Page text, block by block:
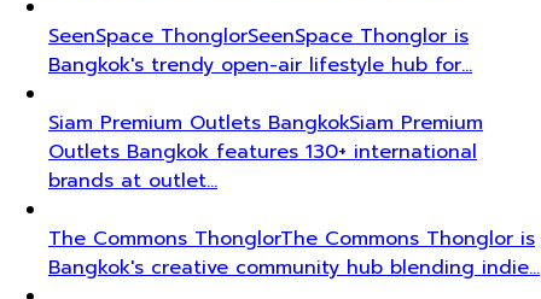
SeenSpace ThonglorSeenSpace Thonglor is
Bangkok's trendy open-air lifestyle hub for…
Siam Premium Outlets BangkokSiam Premium
Outlets Bangkok features 130+ international
brands at outlet…
The Commons ThonglorThe Commons Thonglor is
Bangkok's creative community hub blending indie…